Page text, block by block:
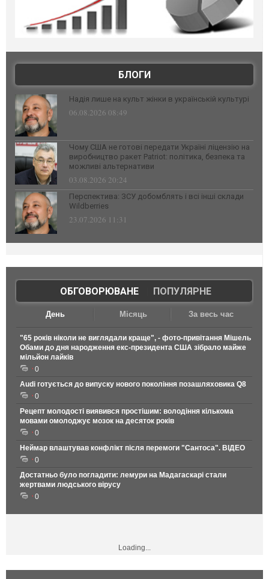
БЛОГИ
Надія лише на культ жінки в українській культурі
06.08.2026 08:49
Чому США не готові передати Україні ліцензію на
виробництво ракет Patriot: політика, безпека та
можливі альтернативи
03.08.2026 20:24
Перспектива: ЗСУ добомблять і всі інші склади
Wildberries
23.07.2026 11:31
ОБГОВОРЮВАНЕ| ПОПУЛЯРНЕ
День Місяць За весь час
"65 років ніколи не виглядали краще", - фото-привітання Мішель
Обами до дня народження екс-президента США зібрало майже
мільйон лайків
0
Audi готується до випуску нового покоління позашляховика Q8
0
Рецепт молодості виявився простішим: володіння кількома
мовами омолоджує мозок на десяток років
0
Неймар влаштував конфлікт після перемоги "Сантоса". ВІДЕО
0
Достатньо було погладити: лемури на Мадагаскарі стали
жертвами людського вірусу
0
Loading...